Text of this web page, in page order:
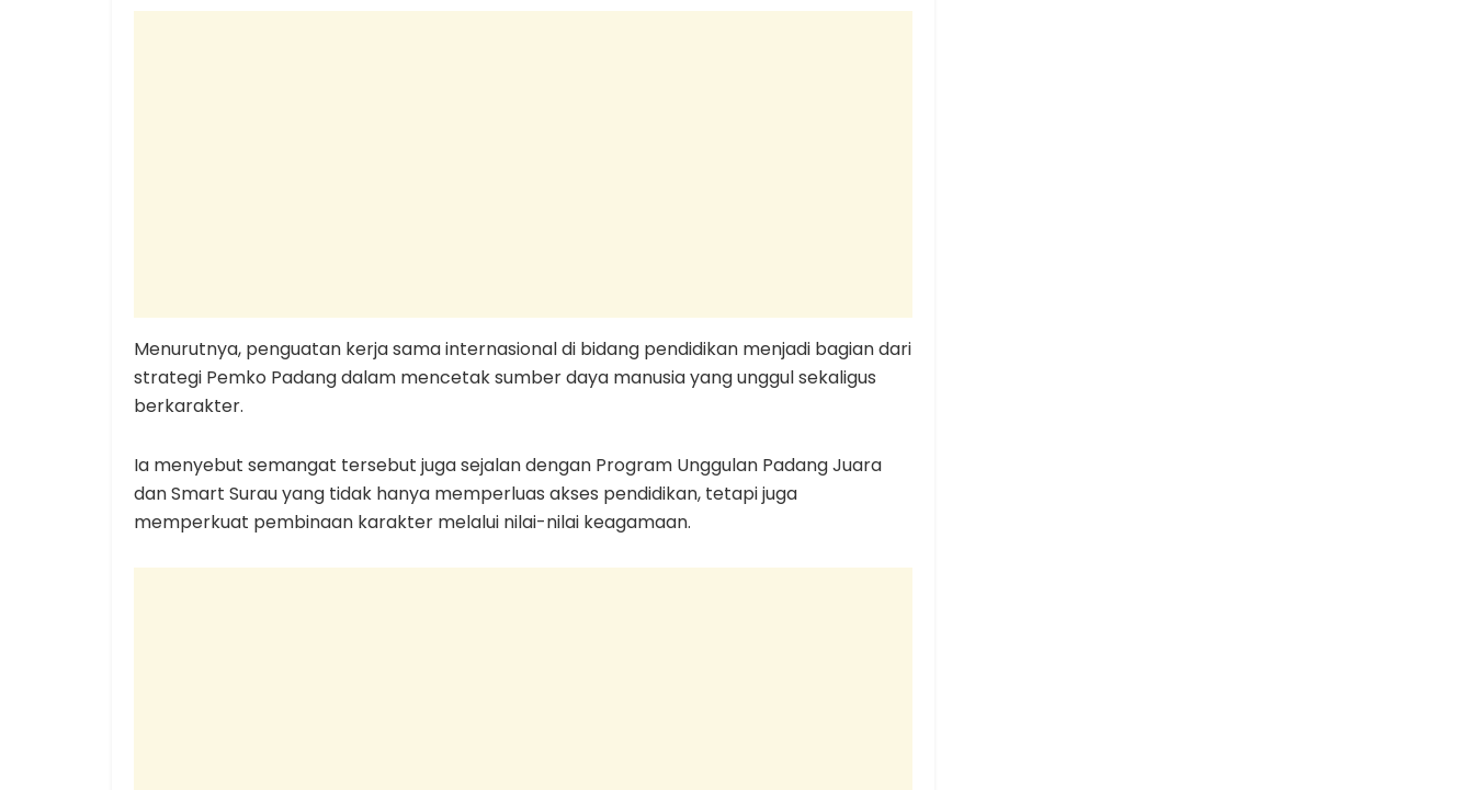
Menurutnya, penguatan kerja sama internasional di bidang pendidikan menjadi bagian dari
strategi Pemko Padang dalam mencetak sumber daya manusia yang unggul sekaligus
berkarakter.
Ia menyebut semangat tersebut juga sejalan dengan Program Unggulan Padang Juara
dan Smart Surau yang tidak hanya memperluas akses pendidikan, tetapi juga
memperkuat pembinaan karakter melalui nilai-nilai keagamaan.